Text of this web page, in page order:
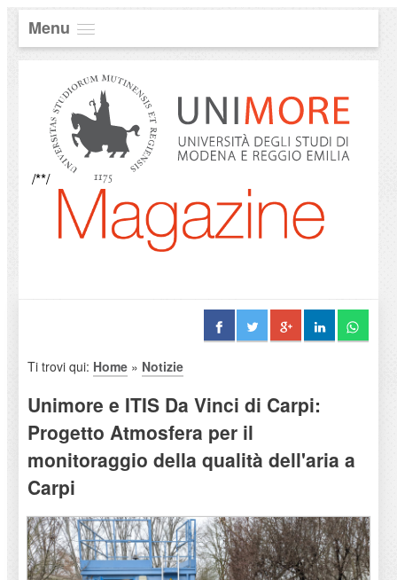
Menu
/**/
Ti trovi qui: Home» Notizie
Unimore e ITIS Da Vinci di Carpi:
Progetto Atmosfera per il
monitoraggio della qualità dell'aria a
Carpi